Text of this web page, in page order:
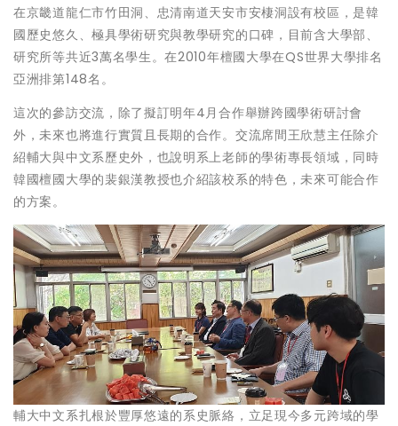
在京畿道龍仁市竹田洞、忠清南道天安市安棲洞設有校區，是韓
國歷史悠久、極具學術研究與教學研究的口碑，目前含大學部、
研究所等共近3萬名學生。在2010年檀國大學在QS世界大學排名
亞洲排第148名。
這次的參訪交流，除了擬訂明年4月合作舉辦跨國學術研討會
外，未來也將進行實質且長期的合作。交流席間王欣慧主任除介
紹輔大與中文系歷史外，也說明系上老師的學術專長領域，同時
韓國檀國大學的裴銀漢教授也介紹該校系的特色，未來可能合作
的方案。
輔大中文系扎根於豐厚悠遠的系史脈絡，立足現今多元跨域的學